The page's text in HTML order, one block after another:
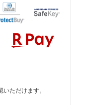
いただけます。